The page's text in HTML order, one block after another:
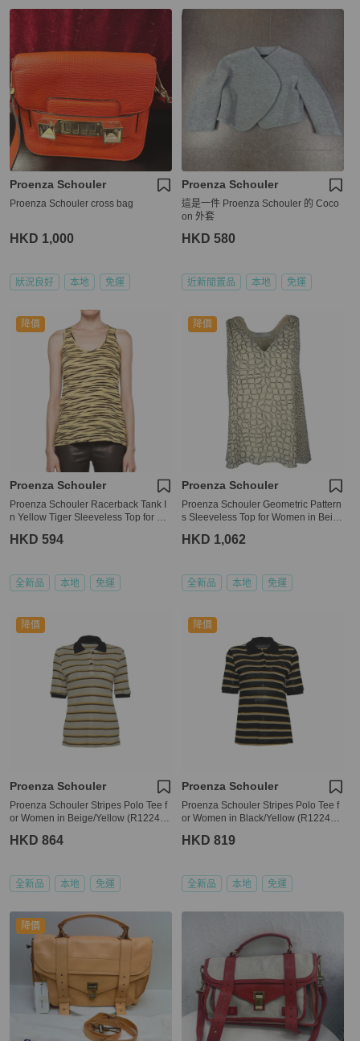
Proenza Schouler
Proenza Schouler cross bag
HKD 1,000
狀況良好 本地 免運
Proenza Schouler
這是一件 Proenza Schouler 的 Coco
on 外套
HKD 580
近新閒置品 本地 免運
降價
Proenza Schouler
Proenza Schouler Racerback Tank I
n Yellow Tiger Sleeveless Top for Wo
602-L)
HKD 594
全新品 本地 免運
降價
Proenza Schouler
Proenza Schouler Geometric Pattern
s Sleeveless Top for Women in Beig
HKD 1,062
全新品 本地 免運
降價
Proenza Schouler
Proenza Schouler Stripes Polo Tee f
or Women in Beige/Yellow (R122415
HKD 864
全新品 本地 免運
降價
Proenza Schouler
Proenza Schouler Stripes Polo Tee f
or Women in Black/Yellow (R122415
HKD 819
全新品 本地 免運
降價